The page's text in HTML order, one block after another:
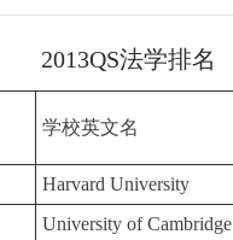
2013QS法学排名
学校英文名
Harvard University
University of Cambridge